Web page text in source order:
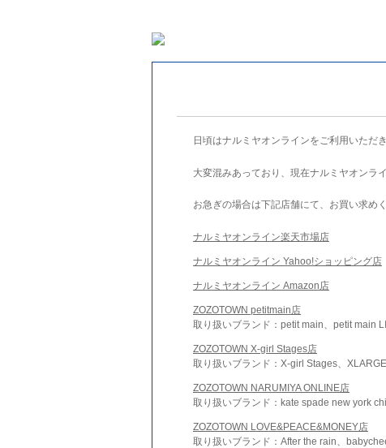
日頃はナルミヤオンラインをご利用いただ
大変混みあっており、現在ナルミヤオンラ
お急ぎの場合は下記店舗にて、お買い求めく
ナルミヤオンライン楽天市場店
ナルミヤオンライン Yahoo!ショッピング店
ナルミヤオンライン Amazon店
ZOZOTOWN petitmain店
取り扱いブランド：petit main、petit main
ZOZOTOWN X-girl Stages店
取り扱いブランド：X-girl Stages、
ZOZOTOWN NARUMIYA ONLINE店
取り扱いブランド：kate spade new york
ZOZOTOWN LOVE&PEACE&MONEY店
取り扱いブランド：After the rain、